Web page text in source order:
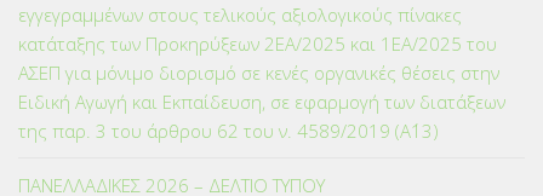
εγγεγραμμένων στους τελικούς αξιολογικούς πίνακες
κατάταξης των Προκηρύξεων 2ΕΑ/2025 και 1ΕΑ/2025 του
ΑΣΕΠ για μόνιμο διορισμό σε κενές οργανικές θέσεις στην
Ειδική Αγωγή και Εκπαίδευση, σε εφαρμογή των διατάξεων
της παρ. 3 του άρθρου 62 του ν. 4589/2019 (Α΄13)
ΠΑΝΕΛΛΑΔΙΚΕΣ 2026 – ΔΕΛΤΙΟ ΤΥΠΟΥ